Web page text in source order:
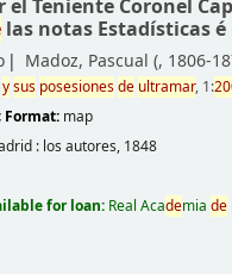
el Teniente Coronel
las notas Estadísticas
Madoz, Pascual (, 1806-
ysus posesionesde ultramar, 1:
Format: map
: los autores, 1848
for loan: Real Academiade